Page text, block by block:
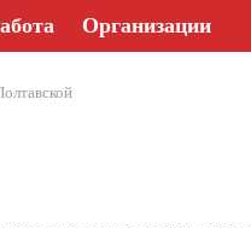
Организации